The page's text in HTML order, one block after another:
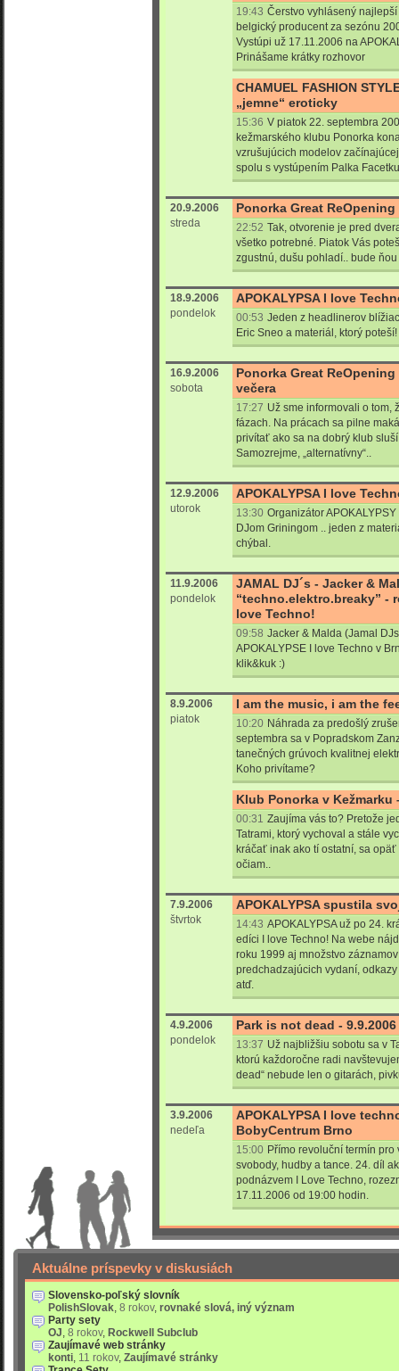
19:43 Čerstvo vyhlásený
belgický producent za sezónu
Vystúpi už 17.11.2006 na
Prinášame krátky rozhovor
CHAMUEL FASHION
„jemne“ eroticky
15:36 V piatok 22. septembra
kežmarského klubu Ponorka
vzrušujúcich modelov
spolu s vystúpením Palka
20.9.2006
streda
Ponorka Great
22:52 Tak, otvorenie je pred
všetko potrebné. Piatok Vás
zgustnú, dušu pohladí.. bude
18.9.2006
pondelok
APOKALYPSA I love
00:53 Jeden z headlinerov
Eric Sneo a materiál, ktorý
16.9.2006
sobota
Ponorka Great ReOpening
večera
17:27 Už sme informovali o tom,
fázach. Na prácach sa pilne
privítať ako sa na dobrý klub
Samozrejme, „alternatívny“..
12.9.2006
utorok
APOKALYPSA I love
13:30 Organizátor
DJom Griningom .. jeden z
chýbal.
11.9.2006
pondelok
JAMAL DJ´s - Jacker &
“techno.elektro.breaky” -
love Techno!
09:58 Jacker & Malda (Jamal
APOKALYPSE I love Techno v
klik&kuk :)
8.9.2006
piatok
I am the music, i am the
10:20 Náhrada za predošlý
septembra sa v Popradskom
tanečných grúvoch kvalitnej
Koho privítame?
Klub Ponorka v Kežmarku
00:31 Zaujíma vás to? Pretože
Tatrami, ktorý vychoval a stále
kráčať inak ako tí ostatní, sa
očiam..
7.9.2006
štvrtok
APOKALYPSA spustila
14:43 APOKALYPSA už po 24.
edíci I love Techno! Na webe
roku 1999 aj množstvo
predchadzajúcich vydaní,
atď.
4.9.2006
pondelok
Park is not dead -
13:37 Už najbližšiu sobotu sa v
ktorú každoročne radi
dead“ nebude len o gitarách,
3.9.2006
nedeľa
APOKALYPSA I love
BobyCentrum Brno
15:00 Přímo revoluční termín
svobody, hudby a tance. 24. díl
podnázvem I Love Techno,
17.11.2006 od 19:00 hodin.
Aktuálne príspevky v diskusiách
Slovensko-poľský slovník
PolishSlovak, 8 rokov, rovnaké slová, iný význam
Party sety
OJ, 8 rokov, Rockwell Subclub
Zaujímavé web stránky
konti, 11 rokov, Zaujímavé stránky